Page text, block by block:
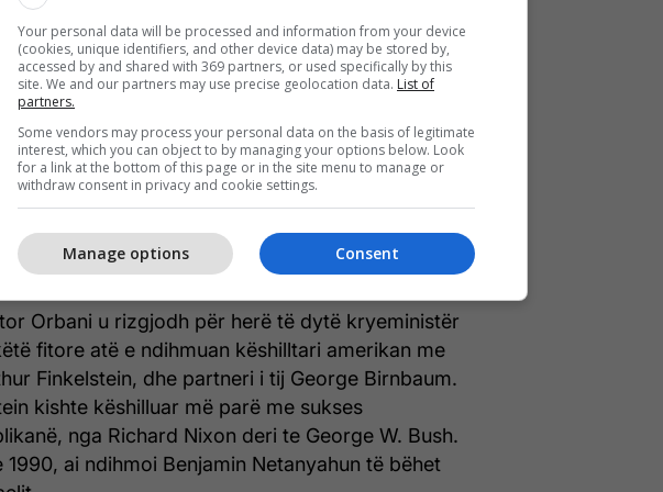
shuma bujare edhe Fidesz-in, ai u mundësoi
të tij të botonin gazetën e tyre, të ndiqnin
huaja dhe të financonin zyrat e partisë. Shumë
it morën më vonë edhe bursa për të studiuar në
në Oksford. Pas ndryshimit të sistemit,
e mbështetën Sorosin dhe universitetin e
Qendror Evropian. Tani pas tridhjetë
këtë universitet nga Hungaria.
Orbani u rizgjodh për herë të dytë kryeministër
fitore atë e ndihmuan këshilltari amerikan me
Finkelstein, dhe partneri i tij George Birnbaum.
kishte këshilluar më parë me sukses
nga Richard Nixon deri te George W. Bush.
1990, ai ndihmoi Benjamin Netanyahun të bëhet
Your personal data will be processed and information from your device
(cookies, unique identifiers, and other device data) may be stored by,
accessed by and shared with 369 partners, or used specifically by this
site. We and our partners may use precise geolocation data. List of
partners.
Some vendors may process your personal data on the basis of legitimate
interest, which you can object to by managing your options below. Look
for a link at the bottom of this page or in the site menu to manage or
withdraw consent in privacy and cookie settings.
Consent
Manage options